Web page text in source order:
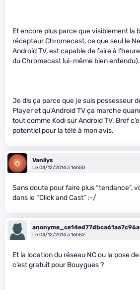
Et encore plus parce que visiblement la
récepteur Chromecast, ce que seul le
Android TV, est capable de faire à
du Chromecast lui-même bien entendu).
Je dis ça parce que je suis possesseur
Player et qu’Android TV ça marche
tout comme Kodi sur Android TV. Bref
potentiel pour la télé à mon avis.
Vanilys
Le 04/12/2014 à 16h50
Sans doute pour faire plus “tendance”,
dans le “Click and Cast” :-/
Le 04/12/2014 à 16h52
Et la location du réseau NC ou la pose
c’est gratuit pour Bouygues ?